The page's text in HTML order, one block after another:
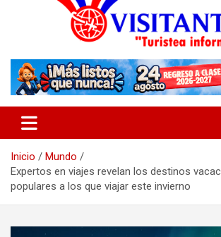
Visitantes
Inicio
Mundo
Expertos en viajes revelan los destinos
populares a los que viajar este invierno